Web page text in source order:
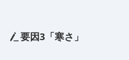
要因3「寒さ」